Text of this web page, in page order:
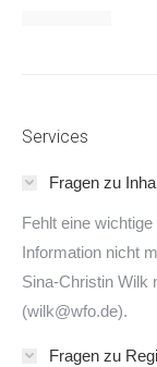
Services
Fragen zu
Fehlt eine
Information nicht
Sina-Christin Wilk
(wilk@wfo.de).
Fragen zu